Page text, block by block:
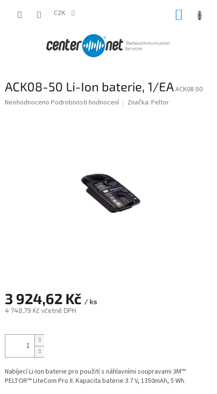
CZK
ACK08-50 Li-Ion baterie, 1/EAACK08-50
Průměrné
Neohodnoceno Podrobnosti hodnocení Značka: Peltor
3 924,62 Kč / ks
4 748,79 Kč včetně DPH
cena:
Nabíjecí Li-Ion baterie pro použití s ​​náhlavními soupravami 3M™
PELTOR™ LiteCom Pro II. Kapacita baterie 3.7 V, 1350mAh, 5 Wh.